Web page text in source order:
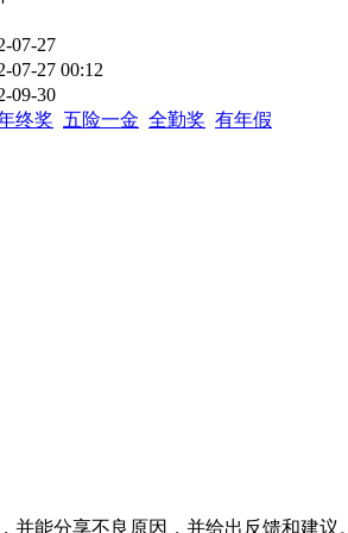
07-27
07-27 00:12
09-30
终奖 五险一金 全勤奖 有年假
并能分享不良原因，并给出反馈和建议